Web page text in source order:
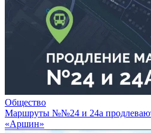
Общество
Маршруты №№24 и 24а
«Аршин»